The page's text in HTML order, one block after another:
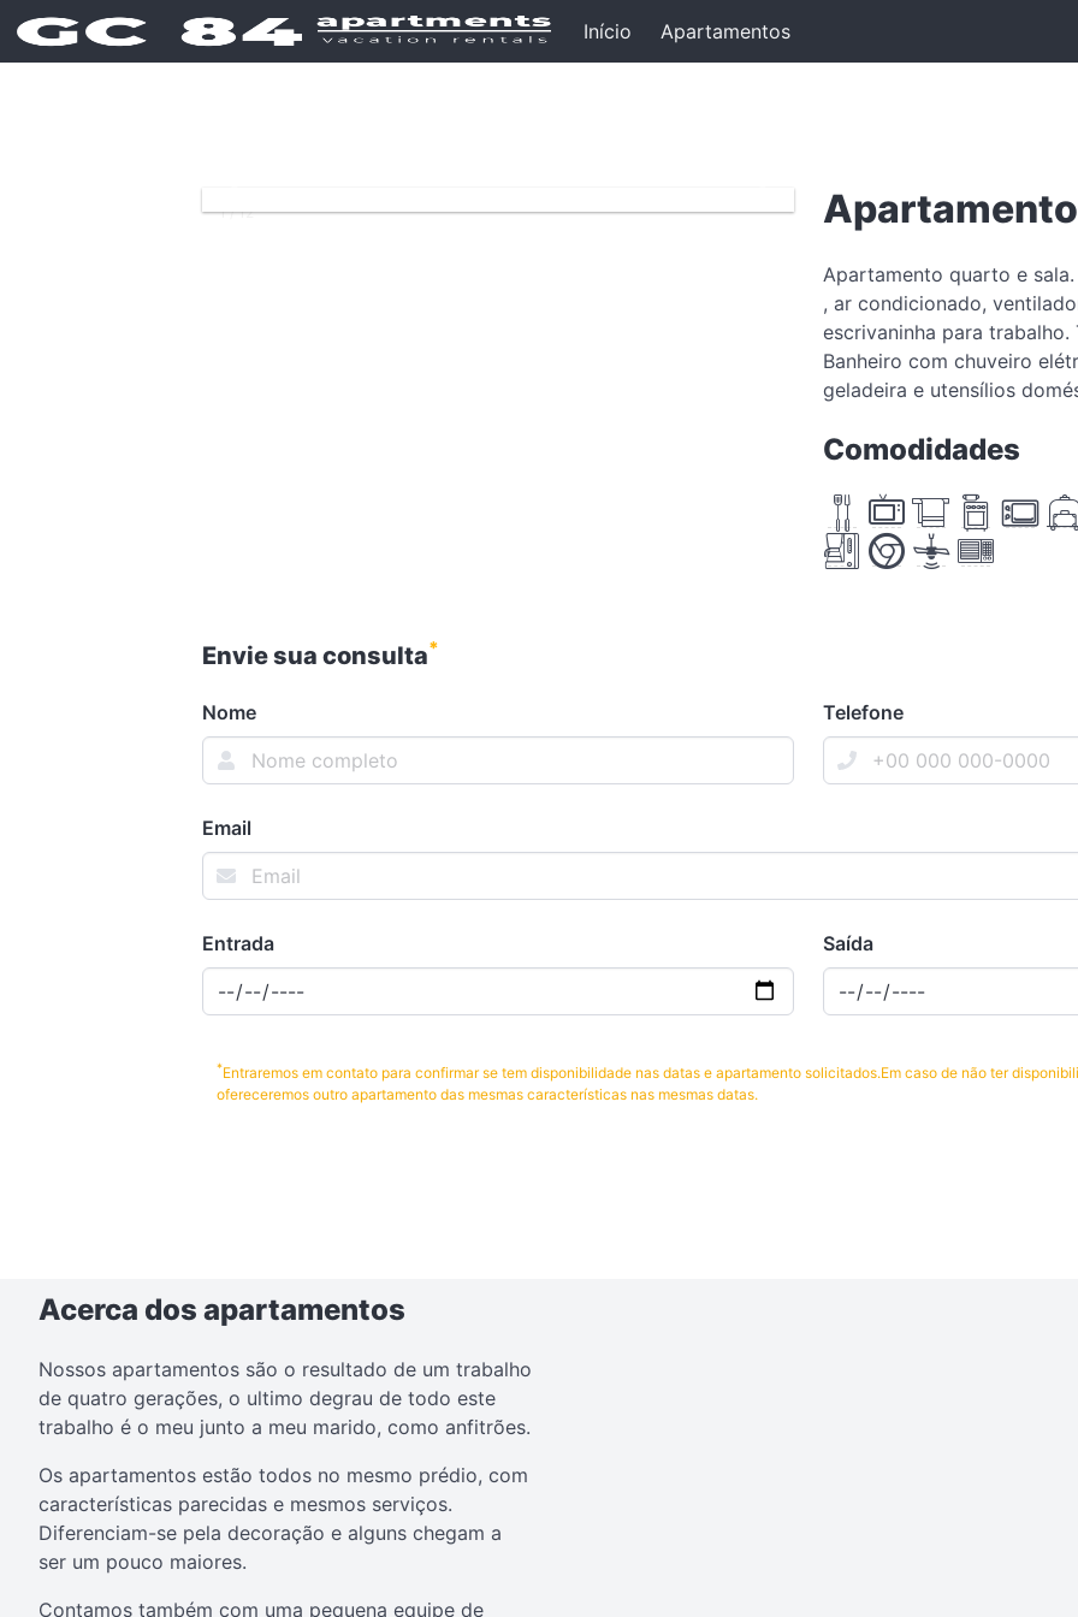
Início Apartamentos
1 / 12
Apartamento quarto e
, ar condicionado,
escrivaninha para trabalho.
Banheiro com chuveiro
geladeira e utensílios
Comodidades
Envie sua consulta*
Nome Telefone
Email
Entrada Saída
*Entraremos em contato para confirmar se tem disponibilidade nas datas e apartamento solicitados.Em caso de não ter
ofereceremos outro apartamento das mesmas características nas mesmas datas.
Acerca dos apartamentos
Nossos apartamentos são o resultado de um trabalho
de quatro gerações, o ultimo degrau de todo este
trabalho é o meu junto a meu marido, como anfitrões.
Os apartamentos estão todos no mesmo prédio, com
características parecidas e mesmos serviços.
Diferenciam-se pela decoração e alguns chegam a
ser um pouco maiores.
Contamos também com uma pequena equipe de